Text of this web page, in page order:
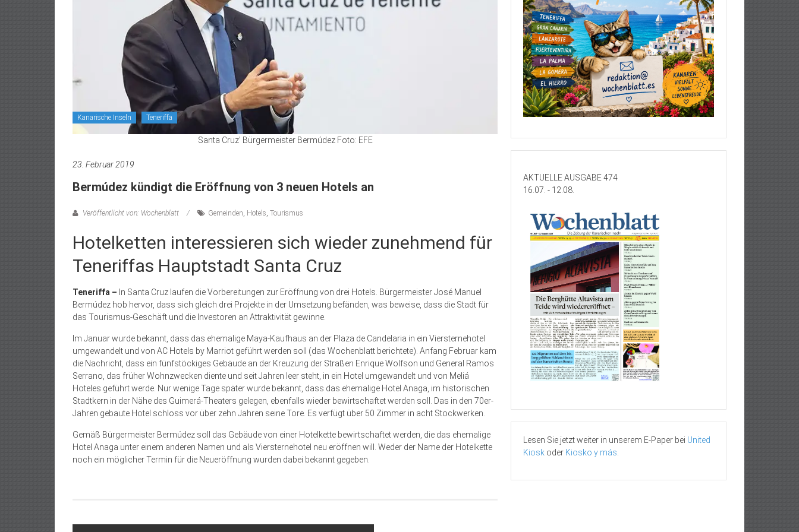
Kanarische Inseln Teneriffa
Santa Cruz’ Bürgermeister Bermúdez Foto: EFE
23. Februar 2019
Bermúdez kündigt die Eröffnung von 3 neuen Hotels an
Veröffentlicht von: Wochenblatt Gemeinden, Hotels, Tourismus
Hotelketten interessieren sich wieder zunehmend für
Teneriffas Hauptstadt Santa Cruz
Teneriffa – In Santa Cruz laufen die Vorbereitungen zur Eröffnung von drei Hotels. Bürgermeister José Manuel
Bermúdez hob hervor, dass sich gleich drei Projekte in der Umsetzung befänden, was beweise, dass die Stadt für
das Tourismus-Geschäft und die Investoren an Attraktivität gewinne.
Im Januar wurde bekannt, dass das ehemalige Maya-Kaufhaus an der Plaza de Candelaria in ein Viersternehotel
umgewandelt und von AC Hotels by Marriot geführt werden soll (das Wochenblatt berichtete). Anfang Februar kam
die Nachricht, dass ein fünfstöckiges Gebäude an der Kreuzung der Straßen Enrique Wolfson und General Ramos
Serrano, das früher Wohnzwecken diente und seit Jahren leer steht, in ein Hotel umgewandelt und von Meliá
Hoteles geführt werde. Nur wenige Tage später wurde bekannt, dass das ehemalige Hotel Anaga, im historischen
Stadtkern in der Nähe des Guimerá-Theaters gelegen, ebenfalls wieder bewirtschaftet werden soll. Das in den 70er-
Jahren gebaute Hotel schloss vor über zehn Jahren seine Tore. Es verfügt über 50 Zimmer in acht Stockwerken.
Gemäß Bürgermeister Bermúdez soll das Gebäude von einer Hotelkette bewirtschaftet werden, die das ehemalige
Hotel Anaga unter einem anderen Namen und als Viersternehotel neu eröffnen will. Weder der Name der Hotelkette
noch ein möglicher Termin für die Neueröffnung wurden dabei bekannt gegeben.
AKTUELLE AUSGABE 474
16.07. - 12.08.
Lesen Sie jetzt weiter in unserem E-Paper bei United
Kiosk oder Kiosko y más